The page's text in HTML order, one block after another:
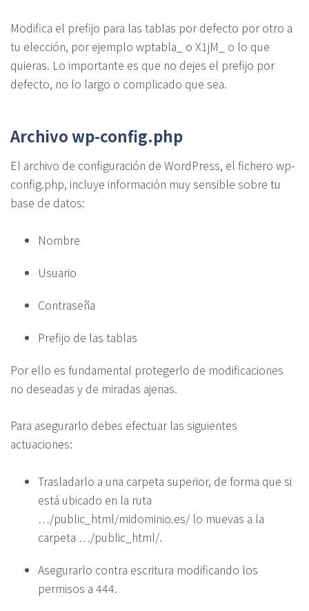
Modifica el prefijo para las tablas por defecto por otro a
tu elección, por ejemplo wptabla_ o X1jM_ o lo que
quieras. Lo importante es que no dejes el prefijo por
defecto, no lo largo o complicado que sea.
Archivo wp-config.php
El archivo de configuración de WordPress, el fichero wp-
config.php, incluye información muy sensible sobre tu
base de datos:
Nombre
Usuario
Contraseña
Prefijo de las tablas
Por ello es fundamental protegerlo de modificaciones
no deseadas y de miradas ajenas.
Para asegurarlo debes efectuar las siguientes
actuaciones:
Trasladarlo a una carpeta superior, de forma que si
está ubicado en la ruta
…/public_html/midominio.es/ lo muevas a la
carpeta …/public_html/.
Asegurarlo contra escritura modificando los
permisos a 444.